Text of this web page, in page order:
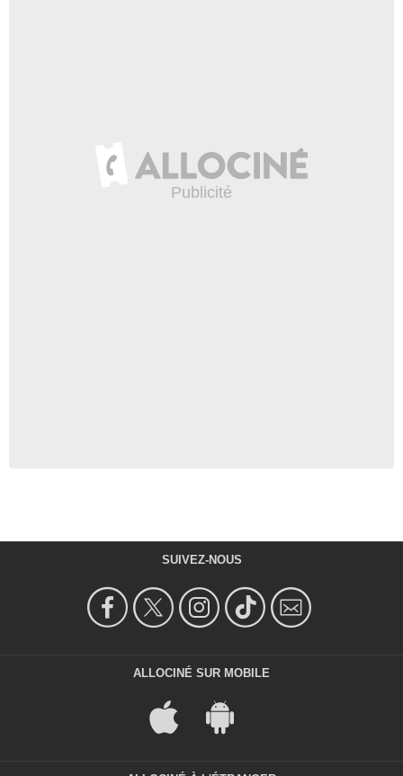
SUIVEZ-NOUS
ALLOCINÉ SUR MOBILE